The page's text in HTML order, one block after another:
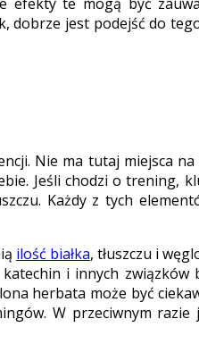
dobrze jest podejść do
Nie ma tutaj miejsca
Jeśli chodzi o trening,
Każdy z tych
ilość białka, tłuszczu i
i innych
herbata może być
W przeciwnym